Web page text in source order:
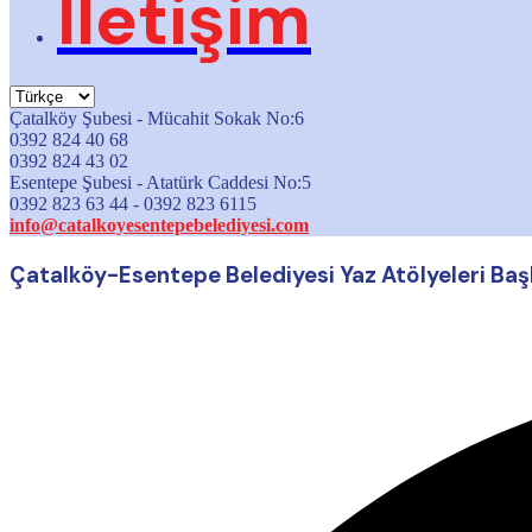
İletişim
Çatalköy Şubesi - Mücahit Sokak No:6
0392 824 40 68
0392 824 43 02
Esentepe Şubesi - Atatürk Caddesi No:5
0392 823 63 44 - 0392 823 6115
info@catalkoyesentepebelediyesi.com
Çatalköy-Esentepe Belediyesi Yaz Atölyeleri